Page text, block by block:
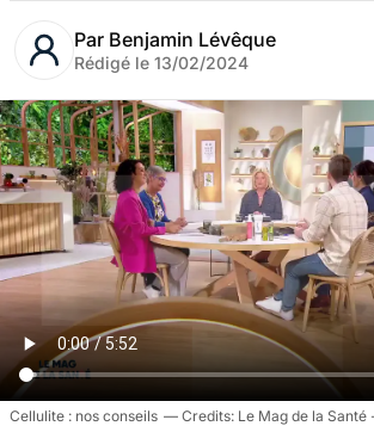
Par Benjamin Lévêque
Rédigé le 13/02/2024
Cellulite : nos conseils Le Mag de la Santé